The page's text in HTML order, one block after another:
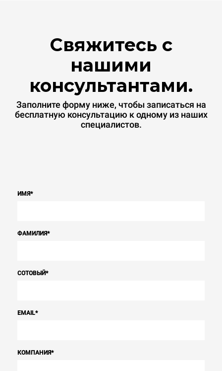
Свяжитесь с
нашими
консультантами.
Заполните форму ниже, чтобы записаться на
бесплатную консультацию к одному из наших
специалистов.
ИМЯ*
ФАМИЛИЯ*
СОТОВЫЙ*
EMAIL*
КОМПАНИЯ*